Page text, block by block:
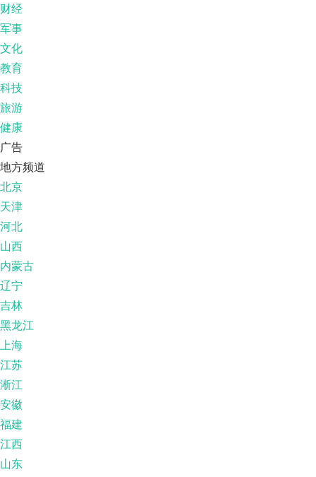
财经
军事
文化
教育
科技
旅游
健康
广告
地方频道
北京
天津
河北
山西
内蒙古
辽宁
吉林
黑龙江
上海
江苏
淅江
安徽
福建
江西
山东